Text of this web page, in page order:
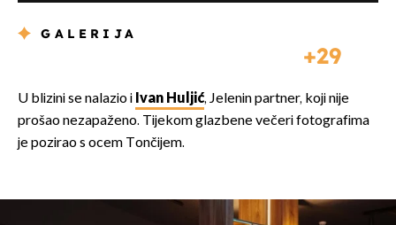
GALERIJA
29
U blizini se nalazio i Ivan Huljić, Jelenin partner, koji nije
prošao nezapaženo. Tijekom glazbene večeri fotografima
je pozirao s ocem Tončijem.